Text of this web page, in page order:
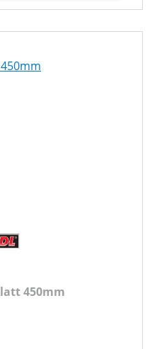
450mm